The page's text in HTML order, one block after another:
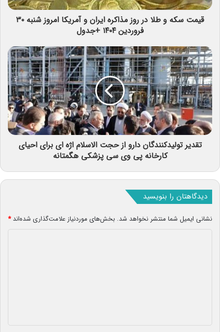
قیمت سکه و طلا در روز مذاکره ایران و آمریکا امروز شنبه ۳۰
فروردین ۱۴۰۴ +جدول
تقدیر تولیدکنندگان دارو از حجت الاسلام اژه ای برای احیای
کارخانه پی وی سی پزشکی هگمتانه
دیدگاهتان را بنویسید
نشانی ایمیل شما منتشر نخواهد شد. بخش‌های موردنیاز علامت‌گذاری شده‌اند*
*